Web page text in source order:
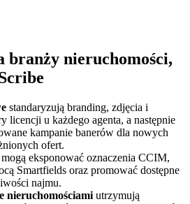
branży nieruchomości,
standaryzują branding, zdjęcia i
licencji u każdego agenta, a następnie
kampanie banerów dla nowych
ofert.
mogą eksponować oznaczenia CCIM,
Smartfields oraz promować dostępne
najmu.
nieruchomościami utrzymują